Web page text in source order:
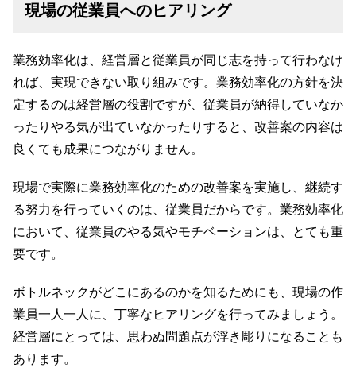
現場の従業員へのヒアリング
業務効率化は、経営層と従業員が同じ志を持って行わなけ
れば、実現できない取り組みです。業務効率化の方針を決
定するのは経営層の役割ですが、従業員が納得していなか
ったりやる気が出ていなかったりすると、改善案の内容は
良くても成果につながりません。
現場で実際に業務効率化のための改善案を実施し、継続す
る努力を行っていくのは、従業員だからです。業務効率化
において、従業員のやる気やモチベーションは、とても重
要です。
ボトルネックがどこにあるのかを知るためにも、現場の作
業員一人一人に、丁寧なヒアリングを行ってみましょう。
経営層にとっては、思わぬ問題点が浮き彫りになることも
あります。